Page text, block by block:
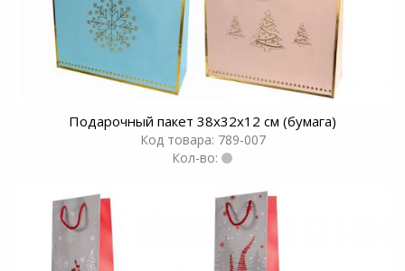
Подарочный пакет 38х32х12 см (бумага)
Код товара: 789-007
Кол-во: